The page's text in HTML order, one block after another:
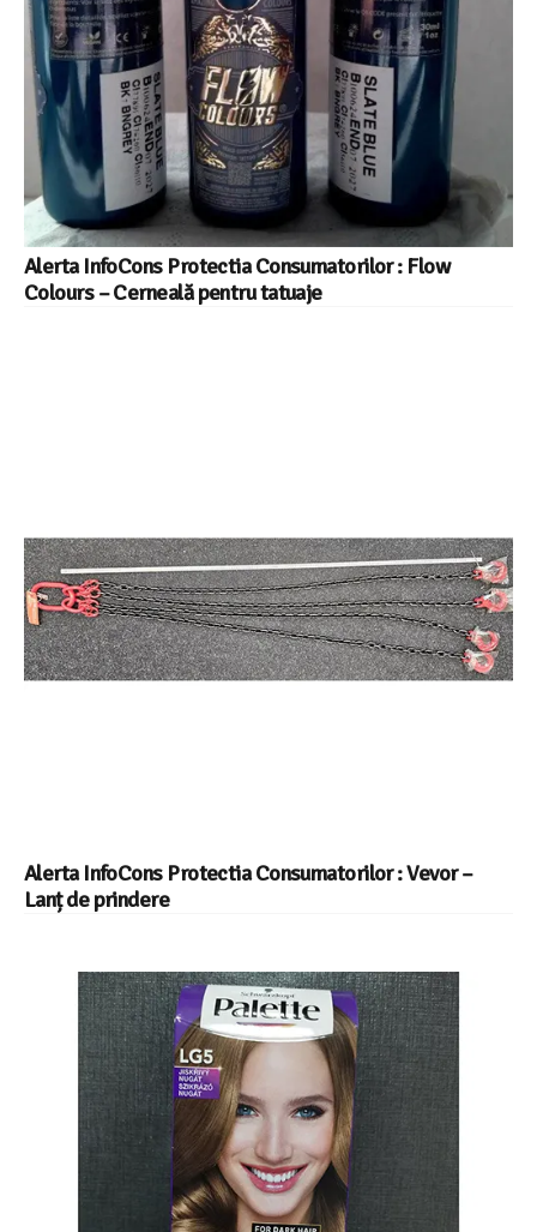
Alerta InfoCons Protectia Consumatorilor : Flow
Colours – Cerneală pentru tatuaje
Alerta InfoCons Protectia Consumatorilor : Vevor –
Lanț de prindere